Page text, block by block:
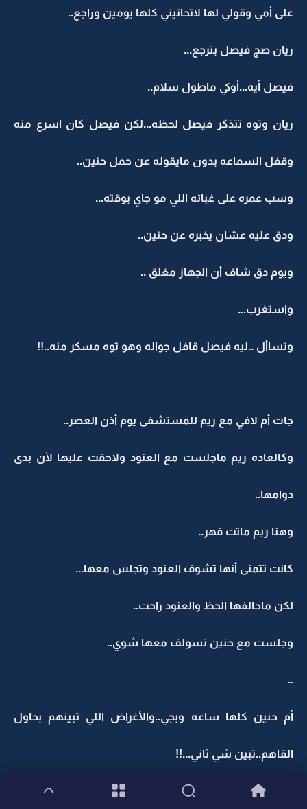
على أمي وقولي لها لاتحاتيني كلها يومين وراجع..
ريان صج فيصل بترجع...
فيصل أيه...أوكي ماطول سلام..
ريان وتوه تتذكر فيصل لحظه...لكن فيصل كان اسرع منه
وقفل السماعه بدون مايقوله عن حمل حنين..
وسب عمره على غبائه اللي مو جاي بوقته...
ودق عليه عشان يخبره عن حنين..
ويوم دق شاف أن الجهاز مغلق ..
واستغرب...
وتساأل ..ليه فيصل قافل جواله وهو توه مسكر منه..!!
جات أم لافي مع ريم للمستشفى يوم أذن العصر..
وكالعاده ريم ماجلست مع العنود ولاحقت عليها لأن بدى
دوامها..
وهنا ريم ماتت قهر..
كانت تتمنى أنها تشوف العنود وتجلس معها...
لكن ماحالفها الحظ والعنود راحت..
وجلست مع حنين تسولف معها شوي..
..
أم حنين كلها ساعه وبجي..والأغراض اللي تبينهم بحاول
القاهم..تبين شي ثاني...!!
حنين لايمه سلامتك..